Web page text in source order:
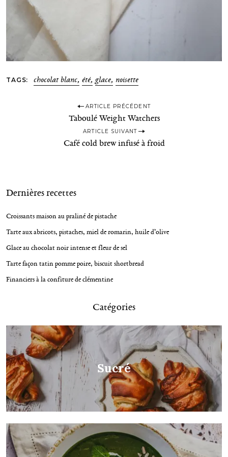
Dernières recettes
Croissants maison au praliné de pistache
Tarte aux abricots, pistaches, miel de romarin, huile d’olive
Glace au chocolat noir intense et fleur de sel
Tarte façon tatin pomme poire, biscuit shortbread
Financiers à la confiture de clémentine
Catégories
Sucré
TAGS chocolat blanc été glace noisette
v
i
g
a
t
i
ARTICLE PRÉCÉDENT
Taboulé Weight Watchers
ARTICLE SUIVANT
Café cold brew infusé à froid